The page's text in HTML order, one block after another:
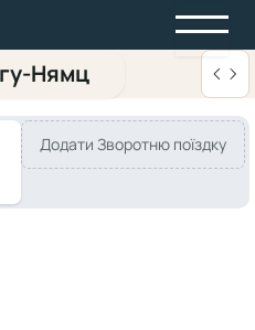
Нямц
Додати Зворотню поїздку